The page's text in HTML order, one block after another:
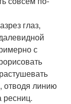
глаз,
с
отводя линию
ресниц.